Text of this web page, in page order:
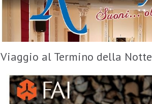
Viaggio al Termino della Notte